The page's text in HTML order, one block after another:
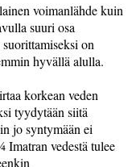
voimanlähde kuin
suuri osa
on
hyvällä alulla.
korkean veden
tyydytään siitä
jo syntymään ei
Imatran vedestä tulee